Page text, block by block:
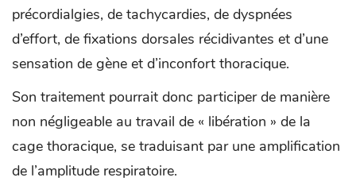
précordialgies, de tachycardies, de dyspnées
d’effort, de fixations dorsales récidivantes et d’une
sensation de gène et d’inconfort thoracique.
Son traitement pourrait donc participer de manière
non négligeable au travail de « libération » de la
cage thoracique, se traduisant par une amplification
de l’amplitude respiratoire.